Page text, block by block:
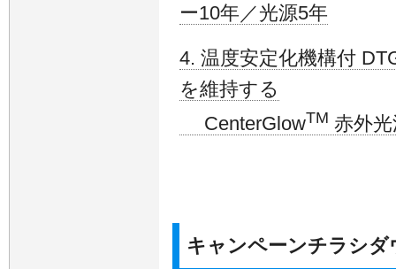
ー10年／光源5年
4. 温度安定化機構付
を維持する
CenterGlowTM 赤外
キャンペーンチラシダ